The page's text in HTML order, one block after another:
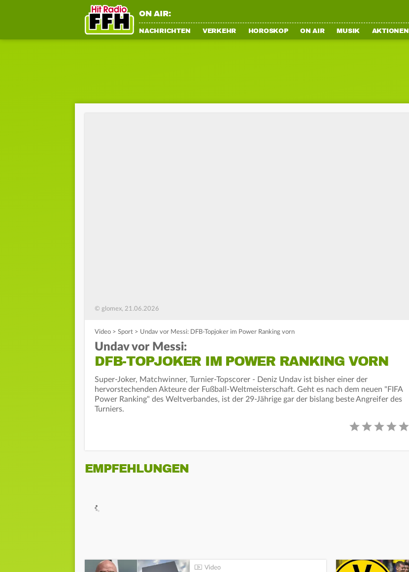
ON AIR:
NACHRICHTEN VERKEHR HOROSKOP ON AIR MUSIK AKTIONEN
© glomex, 21.06.2026
Video > Sport > Undav vor Messi: DFB-Topjoker im Power Ranking vorn
Undav vor Messi:
DFB-TOPJOKER IM POWER RANKING VORN
Super-Joker, Matchwinner, Turnier-Topscorer - Deniz Undav ist bisher einer der
hervorstechenden Akteure der Fußball-Weltmeisterschaft. Geht es nach dem neuen "FIFA
Power Ranking" des Weltverbandes, ist der 29-Jährige gar der bislang beste Angreifer des
Turniers.
EMPFEHLUNGEN